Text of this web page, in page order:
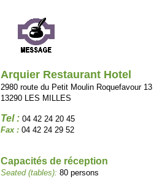
Arquier Restaurant Hotel
2980 route du Petit Moulin Roquefavour 13
13290 LES MILLES
Tel : 04 42 24 20 45
Fax : 04 42 24 29 52
Capacités de réception
Seated (tables): 80 persons